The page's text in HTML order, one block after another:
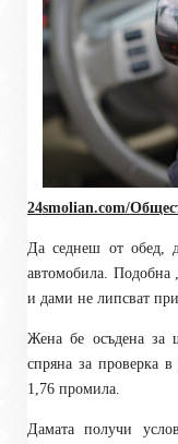
24smolian.com/
Да седнеш от обед,
автомобила. Подобна
и дами не липсват
Жена бе осъдена за
спряна за проверка
1,76 промила.
Дамата получи